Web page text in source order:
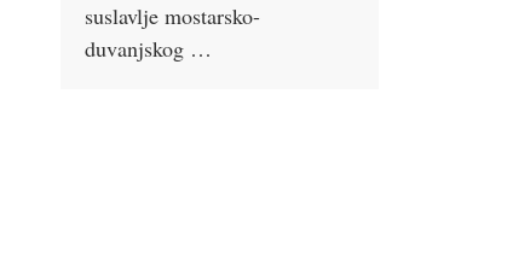
suslavlje mostarsko-
duvanjskog …